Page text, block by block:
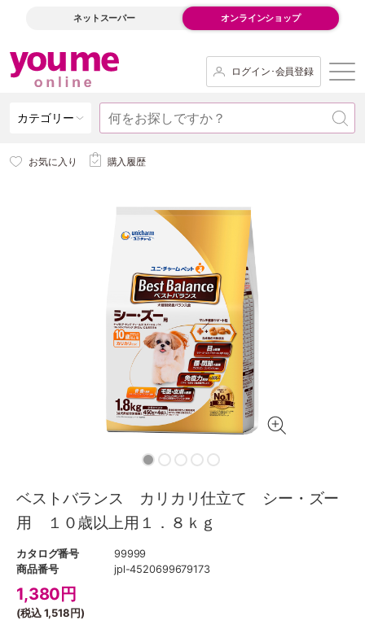
ネットスーパー オンラインショップ
ログイン･会員登録
カテゴリー
お気に入り 購入履歴
ベストバランス カリカリ仕立て シー・ズー
用 １０歳以上用１．８ｋｇ
カタログ番号
99999
商品番号
jpl-4520699679173
1,380 円
(税込1,518円)